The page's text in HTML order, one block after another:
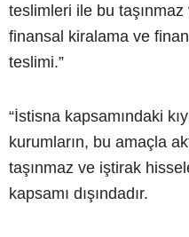
teslimleri ile bu
finansal kiralama ve
teslimi.”
“İstisna kapsamındaki
kurumların, bu amaçla
taşınmaz ve iştirak
kapsamı dışındadır.